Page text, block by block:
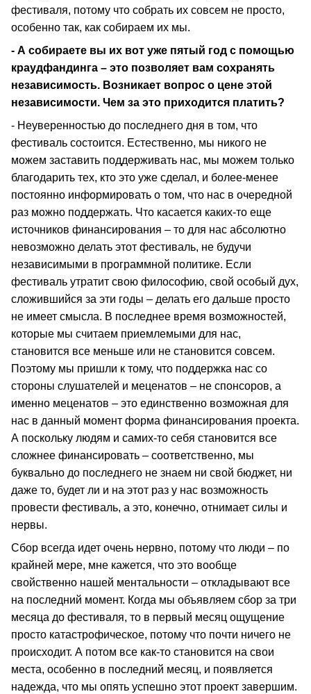
фестиваля, потому что собрать их совсем не просто,
особенно так, как собираем их мы.
- А собираете вы их вот уже пятый год с помощью
краудфандинга – это позволяет вам сохранять
независимость. Возникает вопрос о цене этой
независимости. Чем за это приходится платить?
- Неуверенностью до последнего дня в том, что
фестиваль состоится. Естественно, мы никого не
можем заставить поддерживать нас, мы можем только
благодарить тех, кто это уже сделал, и более-менее
постоянно информировать о том, что нас в очередной
раз можно поддержать. Что касается каких-то еще
источников финансирования – то для нас абсолютно
невозможно делать этот фестиваль, не будучи
независимыми в программной политике. Если
фестиваль утратит свою философию, свой особый дух,
сложившийся за эти годы – делать его дальше просто
не имеет смысла. В последнее время возможностей,
которые мы считаем приемлемыми для нас,
становится все меньше или не становится совсем.
Поэтому мы пришли к тому, что поддержка нас со
стороны слушателей и меценатов – не спонсоров, а
именно меценатов – это единственно возможная для
нас в данный момент форма финансирования проекта.
А поскольку людям и самих-то себя становится все
сложнее финансировать – соответственно, мы
буквально до последнего не знаем ни свой бюджет, ни
даже то, будет ли и на этот раз у нас возможность
провести фестиваль, а это, конечно, отнимает силы и
нервы.
Сбор всегда идет очень нервно, потому что люди – по
крайней мере, мне кажется, что это вообще
свойственно нашей ментальности – откладывают все
на последний момент. Когда мы объявляем сбор за три
месяца до фестиваля, то в первый месяц ощущение
просто катастрофическое, потому что почти ничего не
происходит. А потом все как-то становится на свои
места, особенно в последний месяц, и появляется
надежда, что мы опять успешно этот проект завершим.